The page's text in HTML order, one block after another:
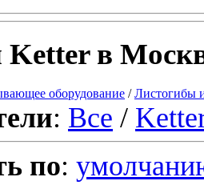
в
оборудование /Листогибы
: Все /
по: